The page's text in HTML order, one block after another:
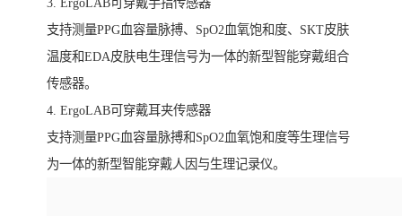
支持测量PPG血容量脉搏、SpO2血氧饱和度、SKT皮肤
温度和EDA皮肤电生理信号为一体的新型智能穿戴组合
传感器。
4. ErgoLAB可穿戴耳夹传感器
支持测量PPG血容量脉搏和SpO2血氧饱和度等生理信号
为一体的新型智能穿戴人因与生理记录仪。